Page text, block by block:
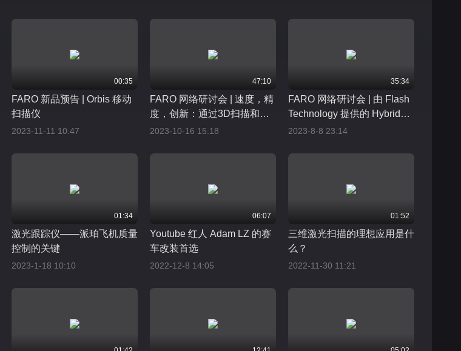
00:35
FARO 新品预告 | Orbis 移动
扫描仪
2023-11-11 10:47
47:10
FARO 网络研讨会 | 速度，精
度，创新：通过3D扫描和增
材制造提高漂移汽车性能
2023-10-16 15:18
35:34
FARO 网络研讨会 | 由 Flash
Technology 提供的 Hybrid
Reality Capture 混合现实捕
2023-8-8 23:14
01:34
激光跟踪仪——派珀飞机质量
控制的关键
2023-1-18 10:10
06:07
Youtube 红人 Adam LZ 的赛
车改装首选
2022-12-8 14:05
01:52
三维激光扫描的理想应用是什
么？
2022-11-30 11:21